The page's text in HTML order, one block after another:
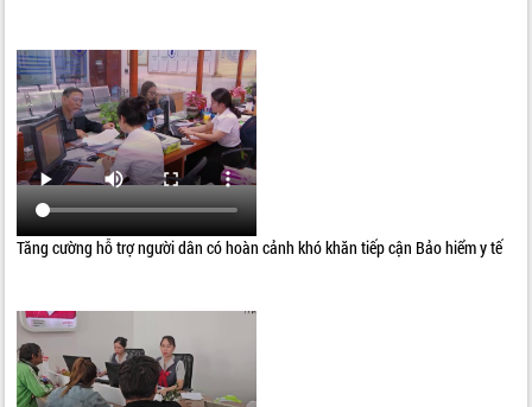
Tăng cường hỗ trợ người dân có hoàn cảnh khó khăn tiếp cận Bảo hiểm y tế